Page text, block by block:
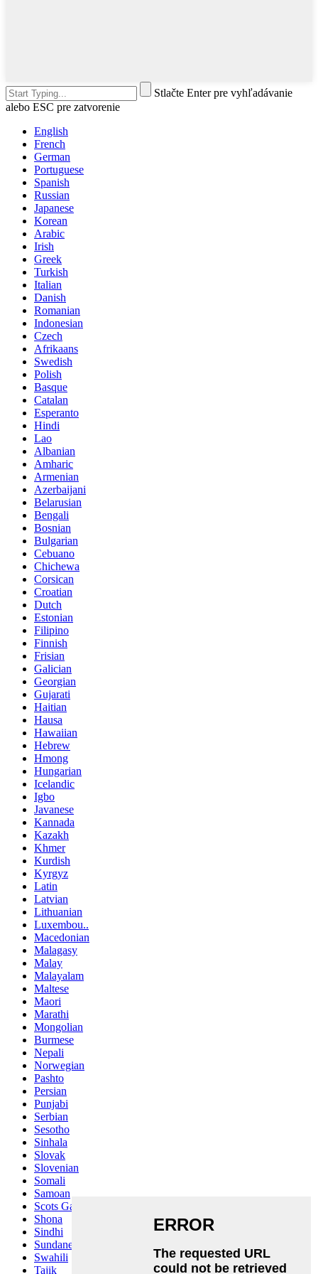
Stlačte Enter pre vyhľadávanie
alebo ESC pre zatvorenie
English
French
German
Portuguese
Spanish
Russian
Japanese
Korean
Arabic
Irish
Greek
Turkish
Italian
Danish
Romanian
Indonesian
Czech
Afrikaans
Swedish
Polish
Basque
Catalan
Esperanto
Hindi
Lao
Albanian
Amharic
Armenian
Azerbaijani
Belarusian
Bengali
Bosnian
Bulgarian
Cebuano
Chichewa
Corsican
Croatian
Dutch
Estonian
Filipino
Finnish
Frisian
Galician
Georgian
Gujarati
Haitian
Hausa
Hawaiian
Hebrew
Hmong
Hungarian
Icelandic
Igbo
Javanese
Kannada
Kazakh
Khmer
Kurdish
Kyrgyz
Latin
Latvian
Lithuanian
Luxembou..
Macedonian
Malagasy
Malay
Malayalam
Maltese
Maori
Marathi
Mongolian
Burmese
Nepali
Norwegian
Pashto
Persian
Punjabi
Serbian
Sesotho
Sinhala
Slovak
Slovenian
Somali
Samoan
Scots Gaelic
Shona
Sindhi
Sundanese
Swahili
Tajik